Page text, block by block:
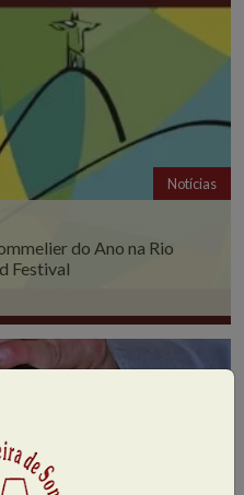
Notícias
do Ano na Rio
Festival